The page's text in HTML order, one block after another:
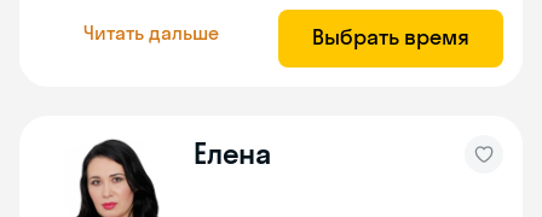
Читать дальше Выбрать время
Eлена